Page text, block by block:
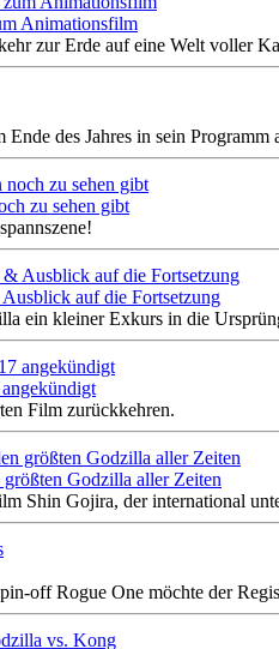
Animationsfilm
zur Erde auf eine Welt voller
des Jahres in sein Programm
zu sehen gibt
auf die Fortsetzung
ein kleiner Exkurs in die
Film zurückkehren.
Godzilla aller Zeiten
Shin Gojira, der international
off Rogue One möchte der